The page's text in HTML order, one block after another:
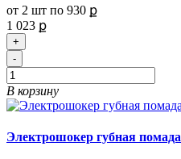
от 2 шт по 930 ք
1 023 ք
+
-
В корзину
Электрошокер губная помада